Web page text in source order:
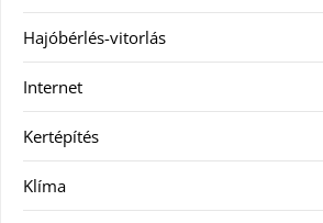
Hajóbérlés-vitorlás
Internet
Kertépítés
Klíma